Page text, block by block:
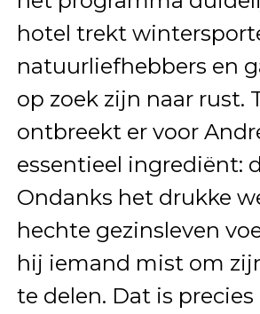
hotel trekt
natuurliefhebbers en
op zoek zijn naar rust.
ontbreekt er voor
essentieel ingrediënt:
Ondanks het drukke
hechte gezinsleven
hij iemand mist om
te delen. Dat is precies